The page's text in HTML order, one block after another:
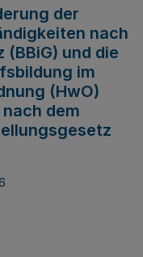
der
nach
und die
im
(HwO)
dem